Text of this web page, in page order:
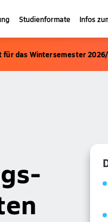
Studienformate Infos
für das Wintersemester